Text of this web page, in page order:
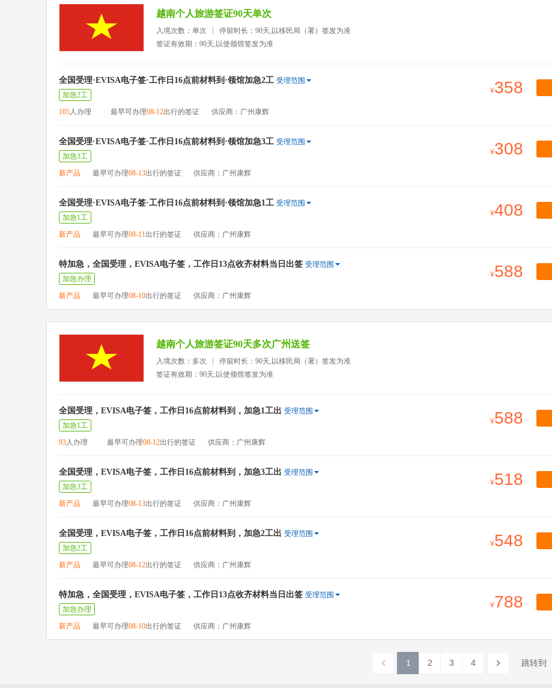
越南个人旅游签证90天单次
入境次数：单次
停留时长：90天,以移民局（署）签发为准
签证有效期：90天,以使领馆签发为准
全国受理·EVISA电子签·工作日16点前材料到·领馆加急2工 受理范围
加急2工
105人办理 最早可办理08-12出行的签证 供应商：广州康辉
358
全国受理·EVISA电子签·工作日16点前材料到·领馆加急3工 受理范围
加急3工
新产品
最早可办理08-13出行的签证 供应商：广州康辉
308
全国受理·EVISA电子签·工作日16点前材料到·领馆加急1工 受理范围
加急1工
新产品
最早可办理08-11出行的签证 供应商：广州康辉
408
特加急，全国受理，EVISA电子签，工作日13点收齐材料当日出签 受理范围
加急办理
新产品
最早可办理08-10出行的签证 供应商：广州康辉
588
越南个人旅游签证90天多次广州送签
入境次数：多次
停留时长：90天,以移民局（署）签发为准
签证有效期：90天,以使领馆签发为准
全国受理，EVISA电子签，工作日16点前材料到，加急1工出 受理范围
加急1工
93人办理 最早可办理08-12出行的签证 供应商：广州康辉
588
全国受理，EVISA电子签，工作日16点前材料到，加急3工出 受理范围
加急3工
新产品
最早可办理08-13出行的签证 供应商：广州康辉
518
全国受理，EVISA电子签，工作日16点前材料到，加急2工出 受理范围
加急2工
新产品
最早可办理08-12出行的签证 供应商：广州康辉
548
特加急，全国受理，EVISA电子签，工作日13点收齐材料当日出签 受理范围
加急办理
新产品
最早可办理08-10出行的签证 供应商：广州康辉
788
1 2 3 4 跳转到